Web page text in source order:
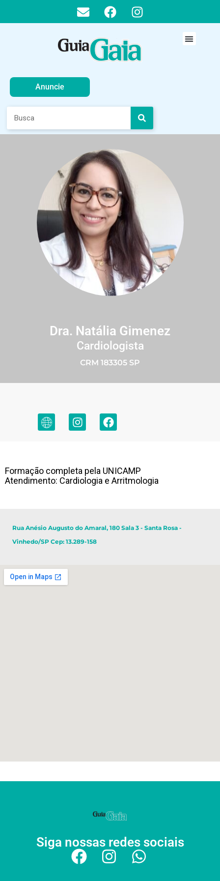
Anuncie
Dra. Natália Gimenez
Cardiologista
CRM 183305 SP
Formação completa pela UNICAMP
Atendimento: Cardiologia e Arritmologia
Rua Anésio Augusto do Amaral, 180 Sala 3 - Santa Rosa -
Vinhedo/SP Cep: 13.289-158
Siga nossas redes sociais